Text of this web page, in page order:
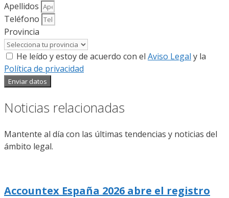
Apellidos
Teléfono
Provincia
He leído y estoy de acuerdo con el Aviso Legal y la
Política de privacidad
Enviar datos
Noticias relacionadas
Mantente al día con las últimas tendencias y noticias del
ámbito legal.
Accountex España 2026 abre el registro